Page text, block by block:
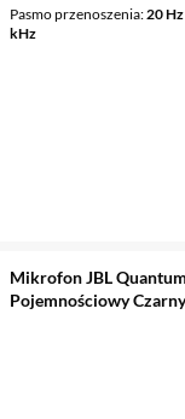
Pasmo przenoszenia 20
kHz
Mikrofon JBL
Pojemnościowy Czarny